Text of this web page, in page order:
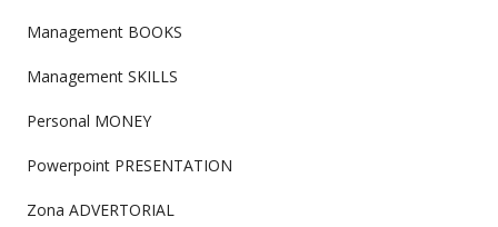
Management BOOKS
Management SKILLS
Personal MONEY
Powerpoint PRESENTATION
Zona ADVERTORIAL